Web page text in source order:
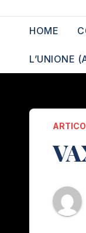
HOME
L’UNIONE